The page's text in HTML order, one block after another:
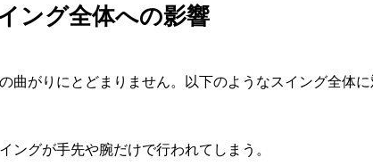
ング全体への影響
曲がりにとどまりません。以下のようなスイング全体に
ングが手先や腕だけで行われてしまう。